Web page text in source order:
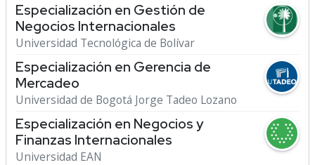
Especialización en Gestión de
Negocios Internacionales
Universidad Tecnológica de Bolívar
Especialización en Gerencia de
Mercadeo
Universidad de Bogotá Jorge Tadeo Lozano
Especialización en Negocios y
Finanzas Internacionales
Universidad EAN